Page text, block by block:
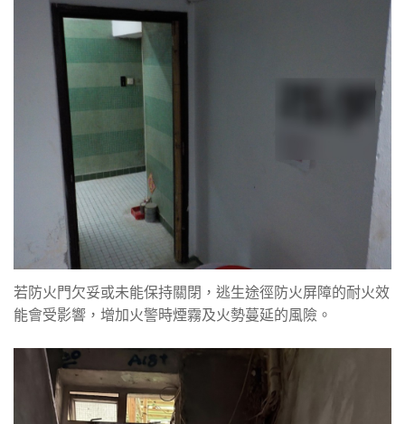
若防火門欠妥或未能保持關閉，逃生途徑防火屏障的耐火效
能會受影響，增加火警時煙霧及火勢蔓延的風險。